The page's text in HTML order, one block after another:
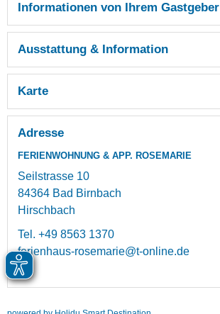
Informationen von Ihrem Gastgeber
Ausstattung & Information
Karte
Adresse
FERIENWOHNUNG & APP. ROSEMARIE
Seilstrasse 10
84364 Bad Birnbach
Hirschbach
Tel. +49 8563 1370
ferienhaus-rosemarie@t-online.de